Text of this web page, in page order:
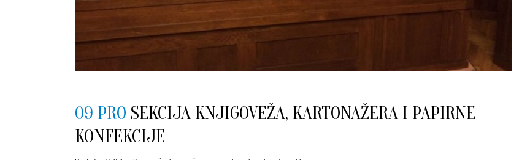
09 PRO SEKCIJA KNJIGOVEŽA, KARTONAŽERA I PAPIRNE
KONFEKCIJE